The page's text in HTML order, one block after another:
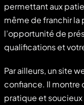
permettant aux
même de franchir la
l’opportunité de
qualifications et
Par ailleurs, un site
confiance. Il montre
pratique et soucieux